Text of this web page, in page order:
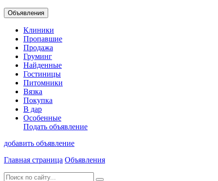
Объявления
Клиники
Пропавшие
Продажа
Груминг
Найденные
Гостиницы
Питомники
Вязка
Покупка
В дар
Особенные
Подать объявление
добавить объявление
Главная страница Объявления